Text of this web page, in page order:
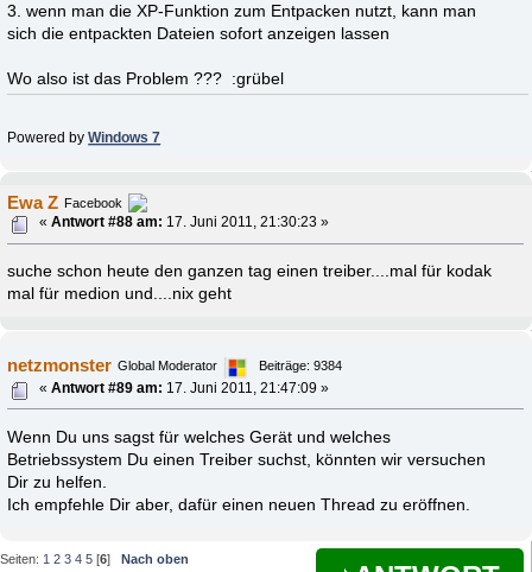
3. wenn man die XP-Funktion zum Entpacken nutzt, kann man
sich die entpackten Dateien sofort anzeigen lassen
Wo also ist das Problem ??? :grübel
Powered byWindows 7
Ewa Z Facebook
«Antwort #88 am: 17. Juni 2011, 21:30:23 »
suche schon heute den ganzen tag einen treiber....mal für kodak
mal für medion und....nix geht
netzmonster Global Moderator
Beiträge: 9384
«Antwort #89 am: 17. Juni 2011, 21:47:09 »
Wenn Du uns sagst für welches Gerät und welches
Betriebssystem Du einen Treiber suchst, könnten wir versuchen
Dir zu helfen.
Ich empfehle Dir aber, dafür einen neuen Thread zu eröffnen.
Seiten: 1 2 3 4 5 [6] Nach oben